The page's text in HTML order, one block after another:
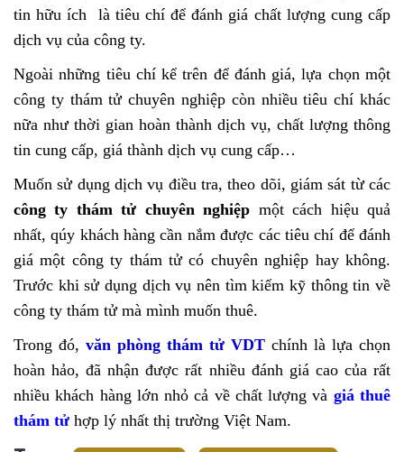
tin hữu ích là tiêu chí để đánh giá chất lượng cung cấp
dịch vụ của công ty.
Ngoài những tiêu chí kể trên để đánh giá, lựa chọn một
công ty thám tử chuyên nghiệp còn nhiều tiêu chí khác
nữa như thời gian hoàn thành dịch vụ, chất lượng thông
tin cung cấp, giá thành dịch vụ cung cấp…
Muốn sử dụng dịch vụ điều tra, theo dõi, giám sát từ các
công ty thám tử chuyên nghiệp một cách hiệu quả
nhất, qúy khách hàng cần nắm được các tiêu chí để đánh
giá một công ty thám tử có chuyên nghiệp hay không.
Trước khi sử dụng dịch vụ nên tìm kiếm kỹ thông tin về
công ty thám tử mà mình muốn thuê.
Trong đó, văn phòng thám tử VDT chính là lựa chọn
hoàn hảo, đã nhận được rất nhiều đánh giá cao của rất
nhiều khách hàng lớn nhỏ cả về chất lượng và giá thuê
thám tử hợp lý nhất thị trường Việt Nam.